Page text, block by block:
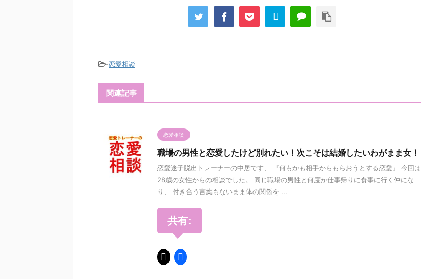
-恋愛相談
関連記事
恋愛相談
職場の男性と恋愛したけど別れたい！次こそは結婚したいわがまま女！
恋愛迷子脱出トレーナーの中居です、 『何もかも相手からもらおうとする恋愛』 今回は
28歳の女性からの相談でした。 同じ職場の男性と何度か仕事帰りに食事に行く仲にな
り、 付き合う言葉もないまま体の関係を ...
共有: